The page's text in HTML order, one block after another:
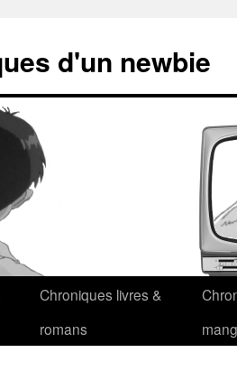
d'un newbie
Chroniques livres &
romans